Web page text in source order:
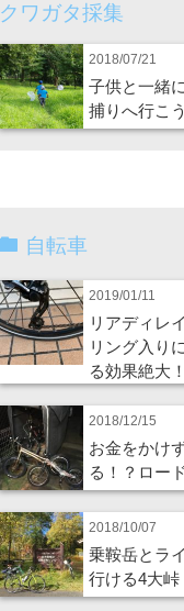
クワガタ採集
2018/07/21
子供と一緒
捕りへ行こ
自転車
2019/01/11
リアディレ
リング入り
る効果絶大
2018/12/15
お金をかけ
る！？ロー
2018/10/07
乗鞍岳とラ
行ける4大峠